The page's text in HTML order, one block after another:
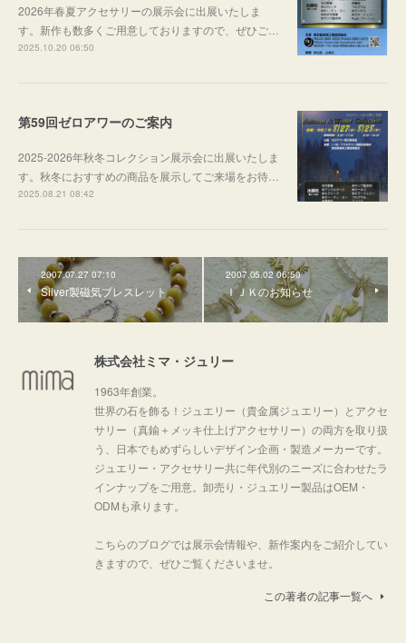
2026年春夏アクセサリーの展示会に出展いたしま
す。新作も数多くご用意しておりますので、ぜひご…
2025.10.20 06:50
第59回ゼロアワーのご案内
2025-2026年秋冬コレクション展示会に出展いたしま
す。秋冬におすすめの商品を展示してご来場をお待…
2025.08.21 08:42
2007.07.27 07:10
Silver製磁気ブレスレット
2007.05.02 06:50
ＩＪＫのお知らせ
株式会社ミマ・ジュリー
1963年創業。
世界の石を飾る！ジュエリー（貴金属ジュエリー）とアクセ
サリー（真鍮＋メッキ仕上げアクセサリー）の両方を取り扱
う、日本でもめずらしいデザイン企画・製造メーカーです。
ジュエリー・アクセサリー共に年代別のニーズに合わせたラ
インナップをご用意。卸売り・ジュエリー製品はOEM・
ODMも承ります。
こちらのブログでは展示会情報や、新作案内をご紹介してい
きますので、ぜひご覧くださいませ。
この著者の記事一覧へ